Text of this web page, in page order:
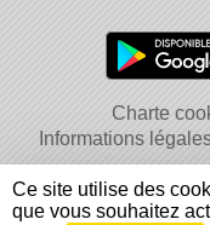
Charte
Informations
Ce site utilise des
que vous souhaitez